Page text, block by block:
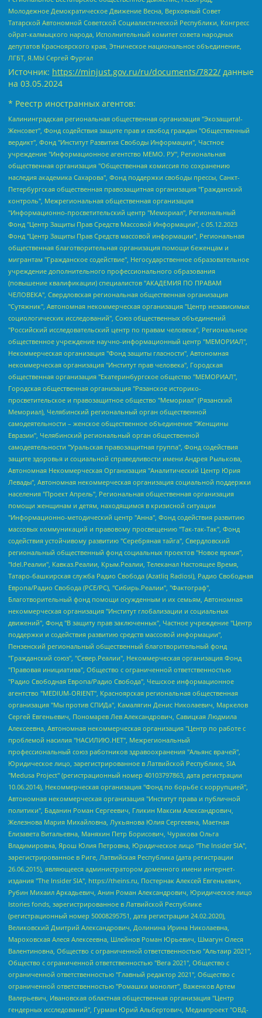
Молодежное Демократическое Движение Весна, Верховный Совет
Татарской Автономной Советской Социалистической Республики, Конгресс
ойрат-калмыцкого народа, Исполнительный комитет совета народных
депутатов Красноярского края, Этническое национальное объединение,
ЛГБТ, Я.МЫ Сергей Фургал
Источник: https://minjust.gov.ru/ru/documents/7822/ данные
на 03.05.2024
* Реестр иностранных агентов:
Калининградская региональная общественная организация "Экозащита!-Женсовет", Фонд содействия защите прав и свобод граждан "Общественный вердикт", Фонд "Институт Развития Свободы Информации", Частное учреждение "Информационное агентство МЕМО. РУ", Региональная общественная организация "Общественная комиссия по сохранению наследия академика Сахарова", Фонд поддержки свободы прессы, Санкт-Петербургская общественная правозащитная организация "Гражданский контроль", Межрегиональная общественная организация "Информационно-просветительский центр "Мемориал", Региональный Фонд "Центр Защиты Прав Средств Массовой Информации", с 05.12.2023 Фонд "Центр Защиты Прав Средств массовой информации", Региональная общественная благотворительная организация помощи беженцам и мигрантам "Гражданское содействие", Негосударственное образовательное учреждение дополнительного профессионального образования (повышение квалификации) специалистов "АКАДЕМИЯ ПО ПРАВАМ ЧЕЛОВЕКА", Свердловская региональная общественная организация "Сутяжник", Автономная некоммерческая организация "Центр независимых социологических исследований", Союз общественных объединений "Российский исследовательский центр по правам человека", Региональное общественное учреждение научно-информационный центр "МЕМОРИАЛ", Некоммерческая организация "Фонд защиты гласности", Автономная некоммерческая организация "Институт прав человека", Городская общественная организация "Екатеринбургское общество "МЕМОРИАЛ", Городская общественная организация "Рязанское историко-просветительское и правозащитное общество "Мемориал" (Рязанский Мемориал), Челябинский региональный орган общественной самодеятельности – женское общественное объединение "Женщины Евразии", Челябинский региональный орган общественной самодеятельности "Уральская правозащитная группа", Фонд содействия защите здоровья и социальной справедливости имени Андрея Рылькова, Автономная Некоммерческая Организация "Аналитический Центр Юрия Левады", Автономная некоммерческая организация социальной поддержки населения "Проект Апрель", Региональная общественная организация помощи женщинам и детям, находящимся в кризисной ситуации "Информационно-методический центр "Анна", Фонд содействия развитию массовых коммуникаций и правовому просвещению "Так-так-Так", Фонд содействия устойчивому развитию "Серебряная тайга", Свердловский региональный общественный фонд социальных проектов "Новое время", "Idel.Реалии", Кавказ.Реалии, Крым.Реалии, Телеканал Настоящее Время, Татаро-башкирская служба Радио Свобода (Azatliq Radiosi), Радио Свободная Европа/Радио Свобода (PCE/PC), "Сибирь.Реалии", "Фактограф", Благотворительный фонд помощи осужденным и их семьям, Автономная некоммерческая организация "Институт глобализации и социальных движений", Фонд "В защиту прав заключенных", Частное учреждение "Центр поддержки и содействия развитию средств массовой информации", Пензенский региональный общественный благотворительный фонд "Гражданский союз", "Север.Реалии", Некоммерческая организация Фонд "Правовая инициатива", Общество с ограниченной ответственностью "Радио Свободная Европа/Радио Свобода", Чешское информационное агентство "MEDIUM-ORIENT", Красноярская региональная общественная организация "Мы против СПИДа", Камалягин Денис Николаевич, Маркелов Сергей Евгеньевич, Пономарев Лев Александрович, Савицкая Людмила Алексеевна, Автономная некоммерческая организация "Центр по работе с проблемой насилия "НАСИЛИЮ.НЕТ", Межрегиональный профессиональный союз работников здравоохранения "Альянс врачей", Юридическое лицо, зарегистрированное в Латвийской Республике, SIA "Medusa Project" (регистрационный номер 40103797863, дата регистрации 10.06.2014), Некоммерческая организация "Фонд по борьбе с коррупцией", Автономная некоммерческая организация "Институт права и публичной политики", Баданин Роман Сергеевич, Гликин Максим Александрович, Железнова Мария Михайловна, Лукьянова Юлия Сергеевна, Маетная Елизавета Витальевна, Маняхин Петр Борисович, Чуракова Ольга Владимировна, Ярош Юлия Петровна, Юридическое лицо "The Insider SIA", зарегистрированное в Риге, Латвийская Республика (дата регистрации 26.06.2015), являющееся администратором доменного имени интернет-издания "The Insider SIA", https://theins.ru, Постернак Алексей Евгеньевич, Рубин Михаил Аркадьевич, Анин Роман Александрович, Юридическое лицо Istories fonds, зарегистрированное в Латвийской Республике (регистрационный номер 50008295751, дата регистрации 24.02.2020), Великовский Дмитрий Александрович, Долинина Ирина Николаевна, Мароховская Алеся Алексеевна, Шлейнов Роман Юрьевич, Шмагун Олеся Валентиновна, Общество с ограниченной ответственностью "Альтаир 2021", Общество с ограниченной ответственностью "Вега 2021", Общество с ограниченной ответственностью "Главный редактор 2021", Общество с ограниченной ответственностью "Ромашки монолит", Важенков Артем Валерьевич, Ивановская областная общественная организация "Центр гендерных исследований", Гурман Юрий Альбертович, Медиапроект "ОВД-Инфо", Егоров Владимир Владимирович, Жилинский Владимир Александрович, Общество с ограниченной ответственностью "ЗП", Иванова София Юрьевна, Карезина Инна Павловна, Кильтау Екатерина Викторовна, Петров Алексей Викторович, Пискунов Сергей Евгеньевич, Смирнов Сергей Сергеевич, Тихонов Михаил Сергеевич, Общество с ограниченной ответственностью "ЖУРНАЛИСТ-ИНОСТРАННЫЙ АГЕНТ", Арапова Галина Юрьевна, Вольтская Татьяна Анатольевна, Американская компания "Mason G.E.S. Anonymous Foundation" (США), являющаяся владельцем интернет-издания https://mnews.world/, Компания "Stichting Bellingcat", зарегистрированная в Нидерландах (дата регистрации 11.07.2018), Захаров Андрей Вячеславович, Клепиковская Екатерина Дмитриевна, Общество с ограниченной ответственностью "МЕМО", Перл Роман Александрович, Симонов Евгений Алексеевич, Соловьева Елена Анатольевна, Сотников Даниил Владимирович, Сурначева Елизавета Дмитриевна, Автономная некоммерческая организация по защите прав человека и информированию населения "Якутия – Наше Мнение", Общество с ограниченной ответственностью "Москоу диджитал медиа", с 26.01.2023 Общество с ограниченной ответственностью "Чайка Белые сады", Ветошкина Валерия Валерьевна, Заговора Максим Александрович, Межрегиональное общественное движение "Российская ЛГБТ - сеть", Оленичев Максим Владимирович, Павлов Иван Юрьевич, Скворцова Елена Сергеевна, Общество с ограниченной ответственностью "Как бы инагент", Кочетков Игорь Викторович, Общество с ограниченной ответственностью "Честные выборы", Еланчик Олег Александрович, Общество с ограниченной ответственностью "Нобелевский призыв", Гималова Регина Эмилевна, Григорьев Андрей Валерьевич, Григорьева Алина Александровна, Ассоциация по содействию защите прав призывников, альтернативнослужащих и военнослужащих "Правозащитная группа "Гражданин.Армия.Право", Хисамова Регина Фаритовна, Автономная некоммерческая организация по реализации социально-правовых программ "Лилит", Дальневосточное общественное движение "Маяк", Санкт-Петербургская ЛГБТ-инициативная группа "Выход", Инициативная группа ЛГБТ+ "Реверс", Алексеев Андрей Викторович, Бекбулатова Таисия Львовна, Беляев Иван Михайлович, Владыкина Елена Сергеевна, Гельман Марат Александрович, Никульшина Вероника Юрьевна, Толоконникова Надежда Андреевна, Шендерович Виктор Анатольевич, Общество с ограниченной ответственностью "Данное сообщение", Общество с ограниченной ответственностью Издательский дом "Новая глава", Айнбиндер Александра Александровна, Московский комьюнити-центр для ЛГБТ+инициатив, Благотворительный фонд развития филантропии, Deutsche Welle (Германия, Kurt-Schumacher-Strasse 3, 53113 Bonn), Борзунова Мария Михайловна, Воробьев Виктор Викторович, Голубева Анна Львовна, Константинова Алла Михайловна, Малкова Ирина Владимировна, Мурадов Мурад Абдулгалимович, Осетинская Елизавета Николаевна, Понасенков Евгений Николаевич, Ганапольский Матвей Юрьевич, Киселев Евгений Алексеевич, Борухович Ирина Григорьевна, Дремин Иван Тимофеевич, Дубровский Дмитрий Викторович, Красноярская региональная общественная организация поддержки и развития альтернативных образовательных технологий и межкультурных коммуникаций "ИНТЕРРА", Маяковская Екатерина Алексеевна, Фейгин Марк Захарович, Филимонов Андрей Викторович, Дзугкоева Регина Николаевна, Доброхотов Роман Александрович, Дудь Юрий Александрович, Елкин Сергей Владимирович, Кругликов Кирилл Игоревич, Сабунаева Мария Леонидовна, Семенов Алексей Владимирович, Шаинян Карен Багратович, Шульман Екатерина Михайловна, Асафьев Артур Валерьевич, Вахштайн Виктор Семенович, Венедиктов Алексей Алексеевич, Лушникова Екатерина Евгеньевна, Волков Леонид Михайлович, Невзоров Александр Глебович, Пархоменко Сергей Борисович, Сироткин Ярослав Николаевич, Кара-Мурза Владимир Владимирович, Баранова Наталья Владимировна, Гозман Леонид Яковлевич, Кагарлицкий Борис Юльевич, Климарев Михаил Валерьевич, Милов Владимир Станиславович, Автономная некоммерческая организация Краснодарский центр современного искусства "Типография", Моргенштерн Алишер Тагирович, Соболь Любовь Эдуардовна, Общество с ограниченной ответственностью "ЛИЗА НОРМ", Каспаров Гарри Кимович, Ходорковский Михаил Борисович, Общество с ограниченной ответственностью "Апрельские тезисы", Данилович Ирина Брониславовна, Кашин Олег Владимирович, Петров Николай Владимирович, Пивоваров Алексей Владимирович, Соколов Михаил Владимирович, Цветкова Юлия Владимировна, Чичваркин Евгений Александрович, Комитет против пыток/Команда против пыток, Общество с ограниченной ответственностью "Первый научный", Общество с ограниченной ответственностью "Вертолет и ко", Белоцерковская Вероника Борисовна, Кац Максим Евгеньевич, Лазарева Татьяна Юрьевна, Шаведдинов Руслан Табризович, Яшин Илья Валерьевич, Общество с ограниченной ответственностью "Иноагент ААВ", Алешковский Дмитрий Петрович, Альбац Евгения Марковна, Быков Дмитрий Львович, Галямина Юлия Евгеньевна, Лойко Сергей Леонидович, Мартынов Кирилл Константинович, Медведев Сергей Александрович, Крашенинников Федор Геннадиевич, Гордеева Катерина Вл